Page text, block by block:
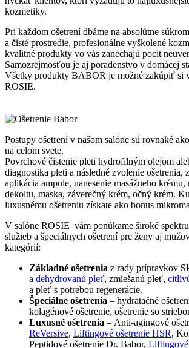
kozmetiky.
Pri každom ošetrení dbáme na absolútne
a čisté prostredie, profesionálne vyškolené
kvalitné produkty vo vás zanechajú pocit
Samozrejmosťou je aj poradenstvo v domácej
Všetky produkty BABOR je možné zakúpiť si
ROSIE.
Postupy ošetrení v našom salóne sú rovnaké
na celom svete.
Povrchové čistenie pleti hydrofilným olejom
diagnostika pleti a následné zvolenie ošetrenia,
aplikácia ampule, nanesenie masážneho krému,
dekoltu, maska, záverečný krém, očný krém.
luxusnému ošetreniu získate ako bonus
V salóne ROSIE vám ponúkame široké
služieb a špeciálnych ošetrení pre ženy aj
kategórií:
Základné ošetrenia z rady prípravkov
a dehydrovanú pleť, zmiešanú pleť,
a pleť s potrebou regenerácie.
Špeciálne ošetrenia – hydratačné
kolagénové ošetrenie, ošetrenie so
Luxusné ošetrenia – Anti-agingové
ReVersive, Liftingové ošetrenie HSR,
Peptidové ošetrenie Dr. Babor, Liftingové